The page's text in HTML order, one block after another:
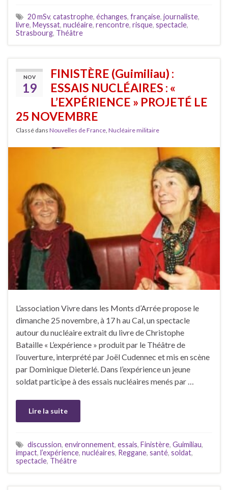
20 mSv, catastrophe, échanges, française, journaliste,
livre, Meyssat, nucléaire, rencontre, risque, spectacle,
Strasbourg, Théâtre
NOV
19
FINISTÈRE (Guimiliau) :
ESSAIS NUCLÉAIRES : «
L’EXPÉRIENCE » PROJETÉ LE
25 NOVEMBRE
Classé dans Nouvelles de France, Nucléaire militaire
L’association Vivre dans les Monts d’Arrée propose le
dimanche 25 novembre, à 17 h au Cal, un spectacle
autour du nucléaire extrait du livre de Christophe
Bataille « L’expérience » produit par le Théâtre de
l’ouverture, interprété par Joël Cudennec et mis en scène
par Dominique Dieterlé. Dans l’expérience un jeune
soldat participe à des essais nucléaires menés par …
Lire la suite
discussion, environnement, essais, Finistère, Guimiliau,
impact, l’expérience, nucléaires, Reggane, santé, soldat,
spectacle, Théâtre